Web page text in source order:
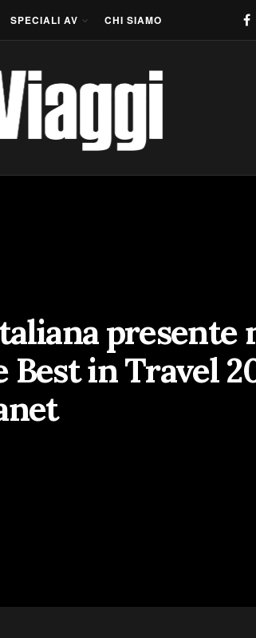
SPECIALI AV CHI SIAMO
presente
in Travel